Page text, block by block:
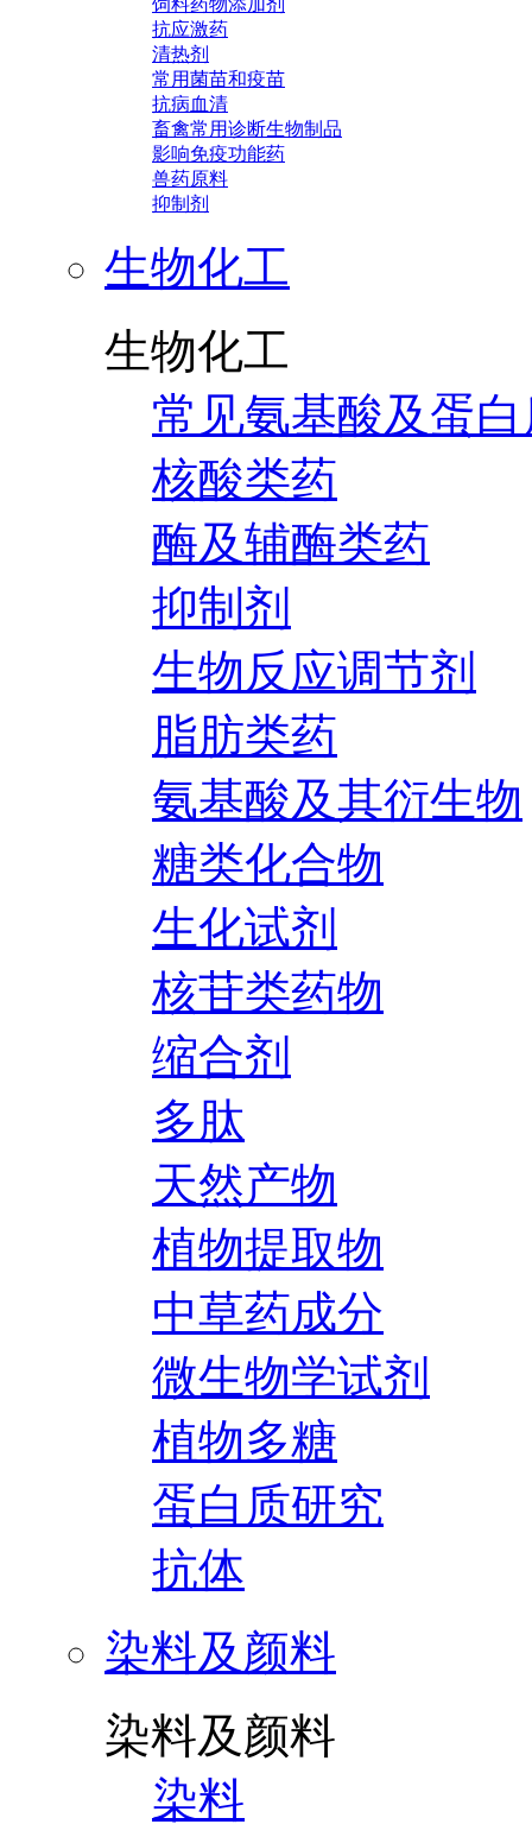
饲料药物添加剂
抗应激药
清热剂
常用菌苗和疫苗
抗病血清
畜禽常用诊断生物制品
影响免疫功能药
兽药原料
抑制剂
生物化工
生物化工
常见氨基酸及蛋
核酸类药
酶及辅酶类药
抑制剂
生物反应调节剂
脂肪类药
氨基酸及其衍生物
糖类化合物
生化试剂
核苷类药物
缩合剂
多肽
天然产物
植物提取物
中草药成分
微生物学试剂
植物多糖
蛋白质研究
抗体
染料及颜料
染料及颜料
染料